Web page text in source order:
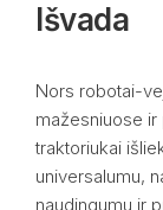
Išvada
Nors robotai-
mažesniuose
traktoriukai
universalumu,
naudingumu ir